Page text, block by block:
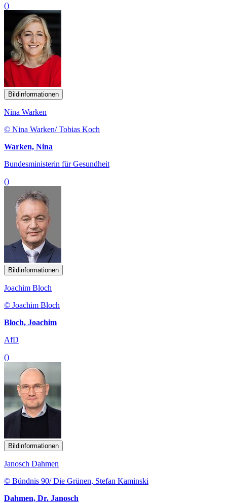
()
Bildinformationen
Nina Warken
© Nina Warken/ Tobias Koch
Warken, Nina
Bundesministerin für Gesundheit
()
Bildinformationen
Joachim Bloch
© Joachim Bloch
Bloch, Joachim
AfD
()
Bildinformationen
Janosch Dahmen
© Bündnis 90/ Die Grünen, Stefan Kaminski
Dahmen, Dr. Janosch